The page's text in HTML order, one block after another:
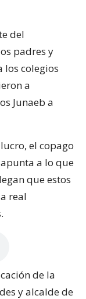
del
padres y
los colegios
a
Junaeb a
el copago
a lo que
que estos
real
de la
y alcalde de